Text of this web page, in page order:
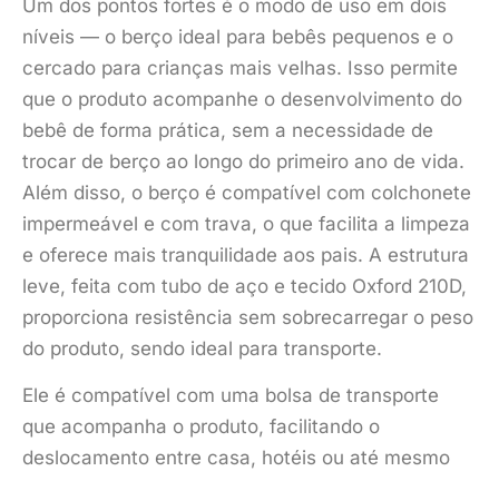
Um dos pontos fortes é o modo de uso em dois
níveis — o berço ideal para bebês pequenos e o
cercado para crianças mais velhas. Isso permite
que o produto acompanhe o desenvolvimento do
bebê de forma prática, sem a necessidade de
trocar de berço ao longo do primeiro ano de vida.
Além disso, o berço é compatível com colchonete
impermeável e com trava, o que facilita a limpeza
e oferece mais tranquilidade aos pais. A estrutura
leve, feita com tubo de aço e tecido Oxford 210D,
proporciona resistência sem sobrecarregar o peso
do produto, sendo ideal para transporte.
Ele é compatível com uma bolsa de transporte
que acompanha o produto, facilitando o
deslocamento entre casa, hotéis ou até mesmo